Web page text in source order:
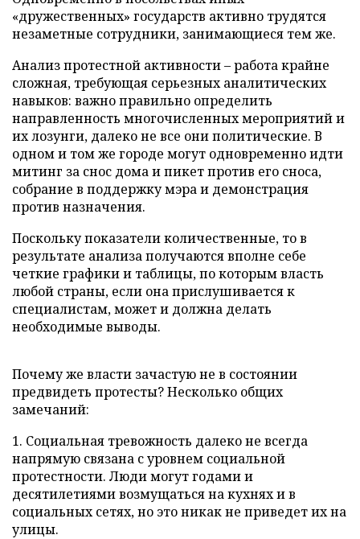
«дружественных» государств активно трудятся
незаметные сотрудники, занимающиеся тем же.
Анализ протестной активности – работа крайне
сложная, требующая серьезных аналитических
навыков: важно правильно определить
направленность многочисленных мероприятий и
их лозунги, далеко не все они политические. В
одном и том же городе могут одновременно идти
митинг за снос дома и пикет против его сноса,
собрание в поддержку мэра и демонстрация
против назначения.
Поскольку показатели количественные, то в
результате анализа получаются вполне себе
четкие графики и таблицы, по которым власть
любой страны, если она прислушивается к
специалистам, может и должна делать
необходимые выводы.
Почему же власти зачастую не в состоянии
предвидеть протесты? Несколько общих
замечаний:
1. Социальная тревожность далеко не всегда
напрямую связана с уровнем социальной
протестности. Люди могут годами и
десятилетиями возмущаться на кухнях и в
социальных сетях, но это никак не приведет их на
улицы.